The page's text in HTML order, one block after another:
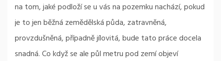
na tom, jaké podloží se u vás na pozemku nachází, pokud
je to jen běžná zemědělská půda, zatravněná,
provzdušněná, případně jílovitá, bude tato práce docela
snadná. Co když se ale půl metru pod zemí objeví